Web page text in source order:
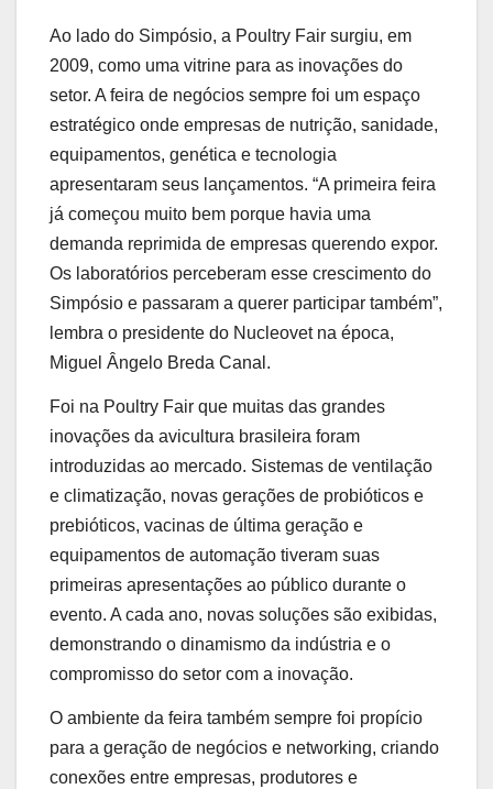
Ao lado do Simpósio, a Poultry Fair surgiu, em
2009, como uma vitrine para as inovações do
setor. A feira de negócios sempre foi um espaço
estratégico onde empresas de nutrição, sanidade,
equipamentos, genética e tecnologia
apresentaram seus lançamentos. “A primeira feira
já começou muito bem porque havia uma
demanda reprimida de empresas querendo expor.
Os laboratórios perceberam esse crescimento do
Simpósio e passaram a querer participar também”,
lembra o presidente do Nucleovet na época,
Miguel Ângelo Breda Canal.
Foi na Poultry Fair que muitas das grandes
inovações da avicultura brasileira foram
introduzidas ao mercado. Sistemas de ventilação
e climatização, novas gerações de probióticos e
prebióticos, vacinas de última geração e
equipamentos de automação tiveram suas
primeiras apresentações ao público durante o
evento. A cada ano, novas soluções são exibidas,
demonstrando o dinamismo da indústria e o
compromisso do setor com a inovação.
O ambiente da feira também sempre foi propício
para a geração de negócios e networking, criando
conexões entre empresas, produtores e